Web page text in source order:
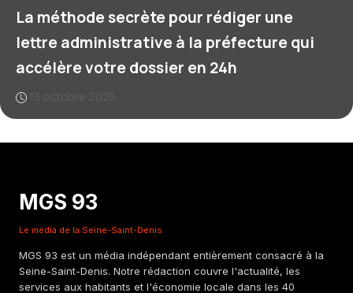
La méthode secrète pour rédiger une
lettre administrative à la préfecture qui
accélère votre dossier en 24h
MGS 93
Le média de la Seine-Saint-Denis
MGS 93 est un média indépendant entièrement consacré à la
Seine-Saint-Denis. Notre rédaction couvre l'actualité, les
services aux habitants et l'économie locale dans les 40